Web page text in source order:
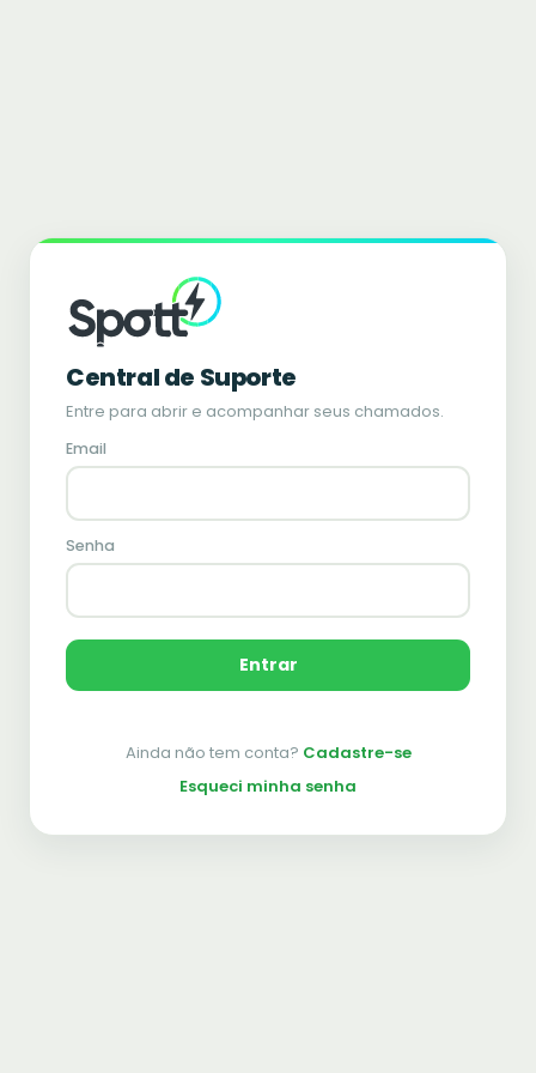
Central de Suporte
Entre para abrir e acompanhar seus chamados.
Email
Senha
Entrar
Ainda não tem conta? Cadastre-se
Esqueci minha senha